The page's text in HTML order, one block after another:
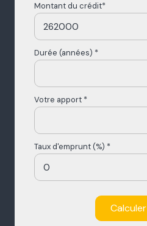
Montant du crédit*
Durée (années) *
Votre apport *
Taux d'emprunt (%) *
Calculer